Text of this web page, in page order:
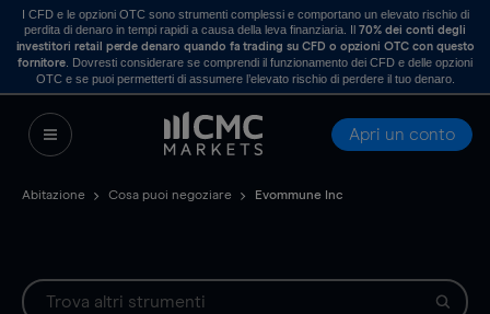
I CFD e le opzioni OTC sono strumenti complessi e comportano un elevato rischio di
perdita di denaro in tempi rapidi a causa della leva finanziaria. Il70% dei conti degli
investitori retail perde denaro quando fa trading su CFD o opzioni OTC con questo
fornitore . Dovresti considerare se comprendi il funzionamento dei CFD e delle opzioni
OTC e se puoi permetterti di assumere l’elevato rischio di perdere il tuo denaro.
Apri un conto
Abitazione Cosa puoi negoziare Evommune Inc